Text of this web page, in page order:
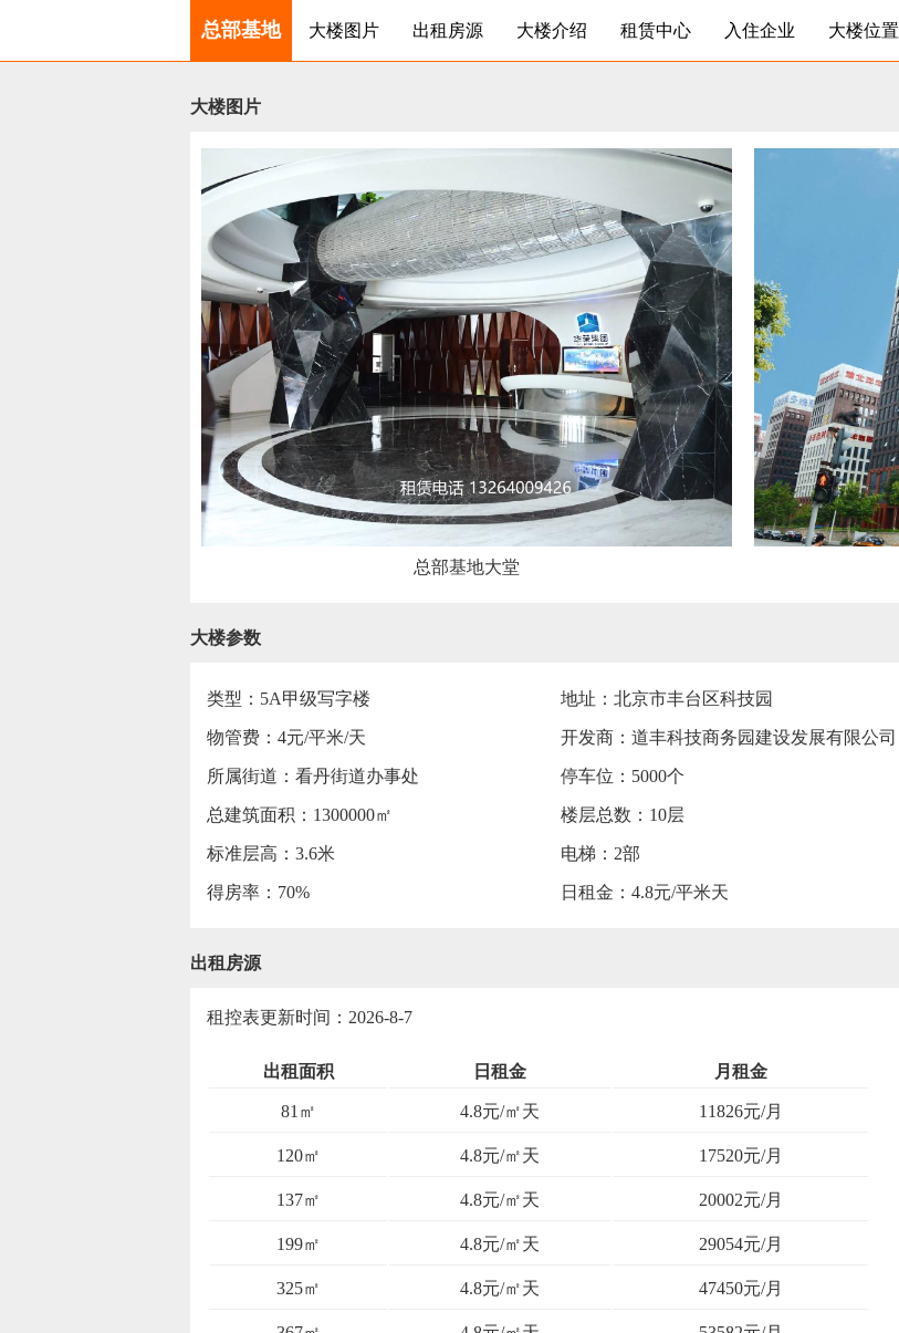
总部基地 大楼图片 出租房源 大楼介绍 租赁中心 入住企业 大楼位置
大楼图片
总部基地大堂
大楼参数
类型：5A甲级写字楼 地址：北京市丰台区科技园
物管费：4元/平米/天 开发商：道丰科技商务园建设发展有限公司
所属街道：看丹街道办事处 停车位：5000个
总建筑面积：1300000㎡ 楼层总数：10层
标准层高：3.6米 电梯：2部
得房率：70% 日租金：4.8元/平米天
出租房源
租控表更新时间：2026-8-7
出租面积 日租金 月租金
81㎡ 4.8元/㎡天 11826元/月
120㎡ 4.8元/㎡天 17520元/月
137㎡ 4.8元/㎡天 20002元/月
199㎡ 4.8元/㎡天 29054元/月
325㎡ 4.8元/㎡天 47450元/月